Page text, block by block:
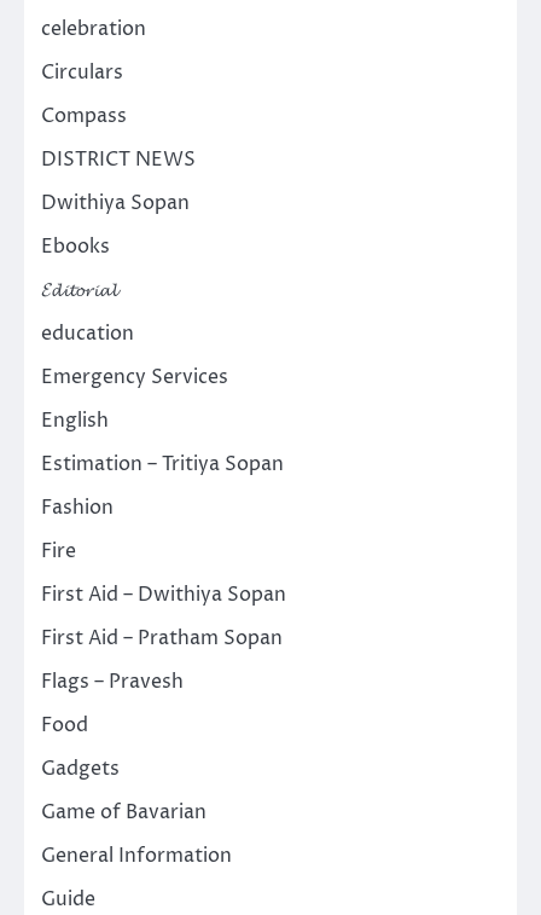
celebration
Circulars
Compass
DISTRICT NEWS
Dwithiya Sopan
Ebooks
𝓔𝓭𝓲𝓽𝓸𝓻𝓲𝓪𝓵
education
Emergency Services
English
Estimation – Tritiya Sopan
Fashion
Fire
First Aid – Dwithiya Sopan
First Aid – Pratham Sopan
Flags – Pravesh
Food
Gadgets
Game of Bavarian
General Information
Guide